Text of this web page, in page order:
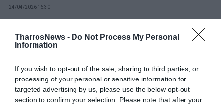
TharrosNews - Do Not Process My Personal
Information
If you wish to opt-out of the sale, sharing to third parties, or
processing of your personal or sensitive information for
targeted advertising by us, please use the below opt-out
section to confirm your selection. Please note that after your
24/04/2026 16:30
λέγεται Ηλίας Μπιτσάνης, μερικές δεκάδες
δάσκαλοι, καθηγητές, και όχι μόνο, βίωσαν ένα
γοητευτικό...